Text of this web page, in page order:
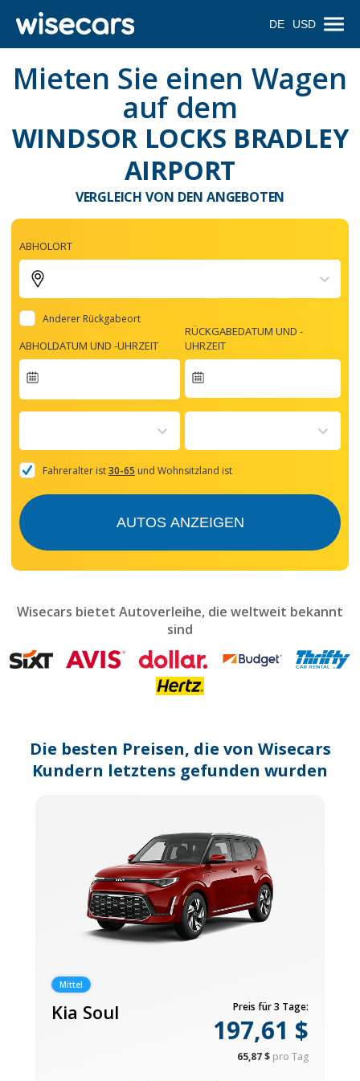
DE USD
Mieten Sie einen Wagen
auf dem
WINDSOR LOCKS BRADLEY
AIRPORT
VERGLEICH VON DEN ANGEBOTEN
ABHOLORT
Anderer Rückgabeort
ABHOLDATUM UND -UHRZEIT
forward
with
the
and
mark
get
the
dates.
RÜCKGABEDATUM UND -
UHRZEIT
Fahreralter ist30-65 und Wohnsitzland ist
AUTOS ANZEIGEN
Wisecars bietet Autoverleihe, die weltweit bekannt
sind
Die besten Preisen, die von Wisecars
Kundern letztens gefunden wurden
Mittel
Kia Soul Preis für 3 Tage:
197,61 $
65,87 $ pro Tag